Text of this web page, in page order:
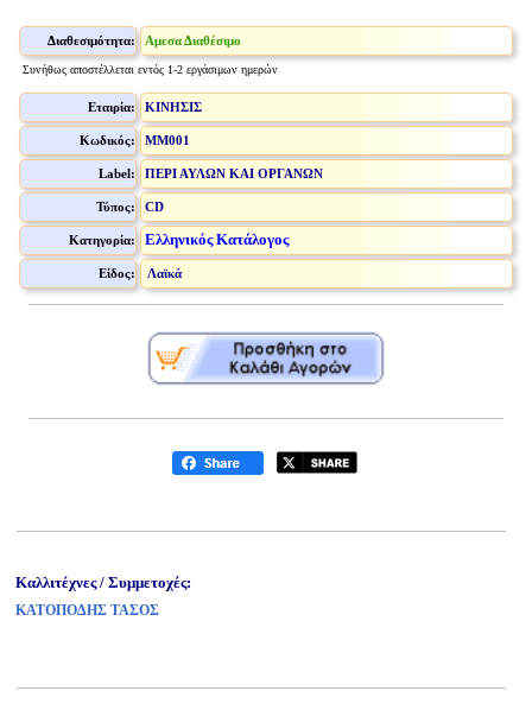
Διαθεσιμότητα: Αμεσα Διαθέσιμο
Συνήθως αποστέλλεται εντός 1-2 εργάσιμων ημερών
Εταιρία: ΚΙΝΗΣΙΣ
Κωδικός: MM001
Label: ΠΕΡΙ ΑΥΛΩΝ ΚΑΙ ΟΡΓΑΝΩΝ
Τύπος: CD
Κατηγορία: Ελληνικός Κατάλογος
Είδος: Λαϊκά
Καλλιτέχνες / Συμμετοχές:
ΚΑΤΟΠΟΔΗΣ ΤΑΣΟΣ